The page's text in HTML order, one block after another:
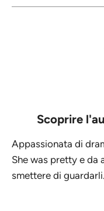
Scoprire
Appassionata di
She was pretty e da
smettere di guardarli.